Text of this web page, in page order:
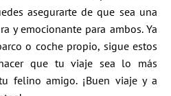
asegurarte de que sea una
y emocionante para ambos. Ya
o coche propio, sigue estos
que tu viaje sea lo más
felino amigo. ¡Buen viaje y a